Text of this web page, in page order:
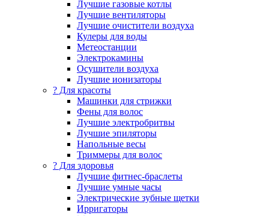
Лучшие газовые котлы
Лучшие вентиляторы
Лучшие очистители воздуха
Кулеры для воды
Метеостанции
Электрокамины
Осушители воздуха
Лучшие ионизаторы
? Для красоты
Машинки для стрижки
Фены для волос
Лучшие электробритвы
Лучшие эпиляторы
Напольные весы
Триммеры для волос
? Для здоровья
Лучшие фитнес-браслеты
Лучшие умные часы
Электрические зубные щетки
Ирригаторы